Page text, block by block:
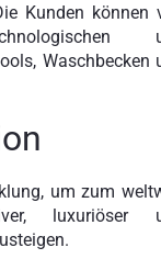
Kunden können
Waschbecken
um zum
luxuriöser